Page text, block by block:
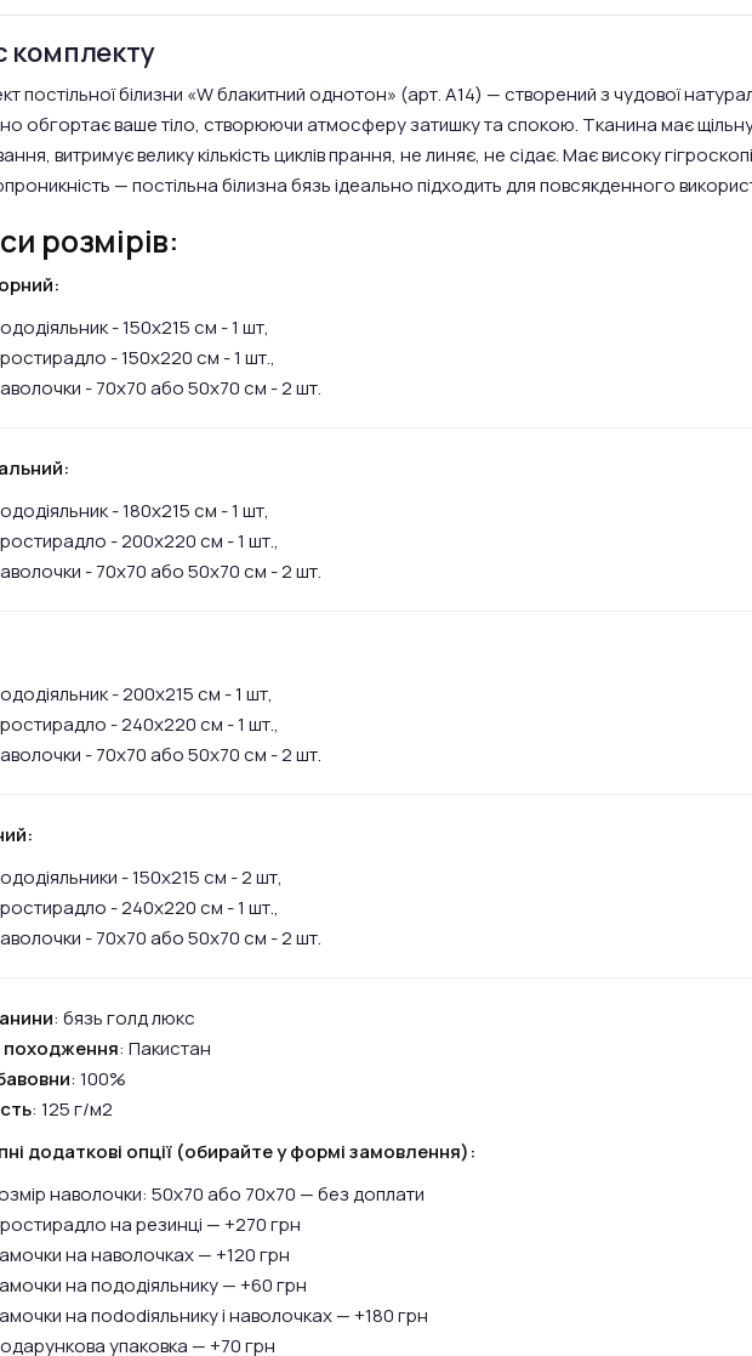
комплекту
постільної білизни «W блакитний однотон» (арт. A14) — створений з чудової
обгортає ваше тіло, створюючи атмосферу затишку та спокою. Тканина має щільну
витримує велику кількість циклів прання, не линяє, не сідає. Має високу
— постільна білизна бязь ідеально підходить для повсякденного
розмірів:
- 150х215 см - 1 шт,
- 150х220 см - 1 шт.,
- 70х70 або 50х70 см - 2 шт.
- 180х215 см - 1 шт,
- 200х220 см - 1 шт.,
- 70х70 або 50х70 см - 2 шт.
- 200х215 см - 1 шт,
- 240х220 см - 1 шт.,
- 70х70 або 50х70 см - 2 шт.
- 150х215 см - 2 шт,
- 240х220 см - 1 шт.,
- 70х70 або 50х70 см - 2 шт.
: бязь голд люкс
походження: Пакистан
: 100%
: 125 г/м2
додаткові опції (обирайте у формі замовлення):
наволочки: 50х70 або 70х70 — без доплати
на резинці — +270 грн
на наволочках — +120 грн
на пододіяльнику — +60 грн
на пododіяльнику і наволочках — +180 грн
упаковка — +70 грн